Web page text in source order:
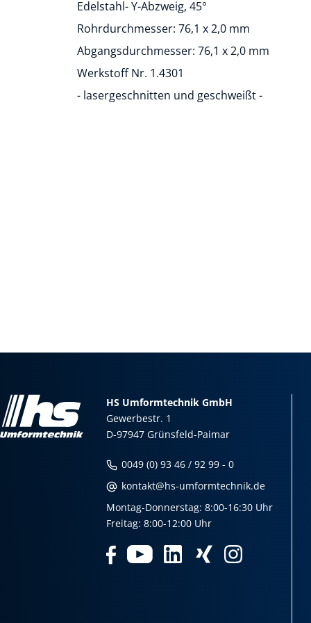
Edelstahl- Y-Abzweig, 45°
Rohrdurchmesser: 76,1 x 2,0 mm
Abgangsdurchmesser: 76,1 x 2,0 mm
Werkstoff Nr. 1.4301
- lasergeschnitten und geschweißt -
HS Umformtechnik GmbH
Gewerbestr. 1
D-97947 Grünsfeld-Paimar
0049 (0) 93 46 / 92 99 - 0
kontakt@hs-umformtechnik.de
Montag-Donnerstag: 8:00-16:30 Uhr
Freitag: 8:00-12:00 Uhr